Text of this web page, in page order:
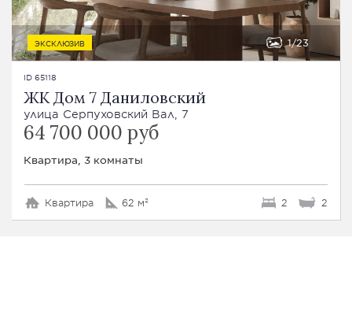
ЭКСКЛЮЗИВ 1 23
ID 65118
ЖК Дом 7 Даниловский
улица Серпуховский Вал, 7
64 700 000 руб
Квартира, 3 комнаты
Квартира 62 м² 2 2